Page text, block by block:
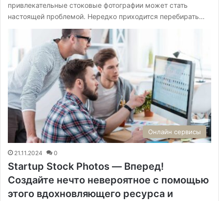
привлекательные стоковые фотографии может стать
настоящей проблемой. Нередко приходится перебирать…
Онлайн сервисы
21.11.2024 0
Startup Stock Photos — Вперед!
Создайте нечто невероятное с помощью
этого вдохновляющего ресурса и